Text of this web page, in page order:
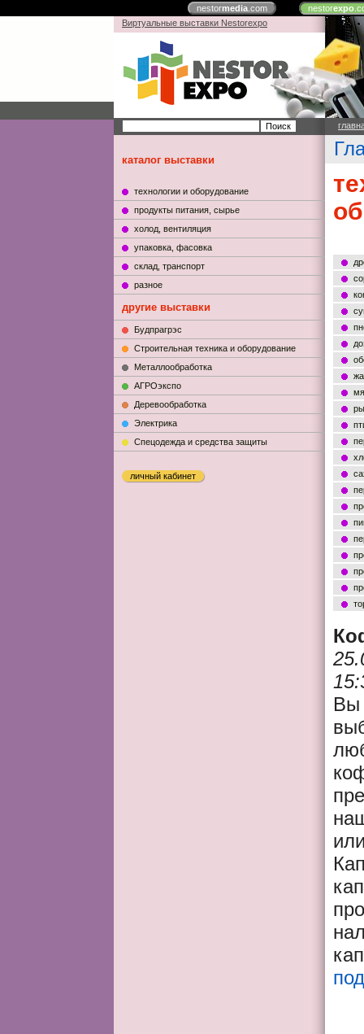
nestormedia.com nestorexpo
Виртуальные выставки Nestorexpo
каталог выставки
технологии и оборудование
продукты питания, сырье
холод, вентиляция
упаковка, фасовка
склад, транспорт
разное
другие выставки
Будпрагрэс
Строительная техника и оборудование
Металлообработка
АГРОэкспо
Деревообработка
Электрика
Cпецодежда и средства защиты
личный кабинет
Вы